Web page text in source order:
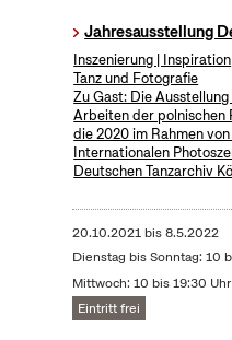
Jahresausstellung
Inszenierung | Inspiration
Tanz und Fotografie
Zu Gast: Die
Arbeiten der polnischen
die 2020 im Rahmen
Internationalen
Deutschen Tanzarchiv
20.10.2021bis8.5.2022
Dienstag bis Sonntag: 10
Mittwoch: 10 bis 19:30 Uhr
Eintritt frei